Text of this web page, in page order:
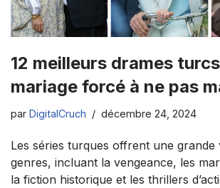
12 meilleurs drames
mariage forcé à ne pas
par DigitalCruch décembre 24, 2024
Les séries turques offrent une grande
genres, incluant la vengeance, les
la fiction historique et les thrillers